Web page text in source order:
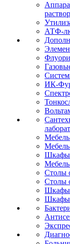
АТФ-
ИК-
Мебель
Шкафы
Столы
Столы
Шкафы
Шкафы